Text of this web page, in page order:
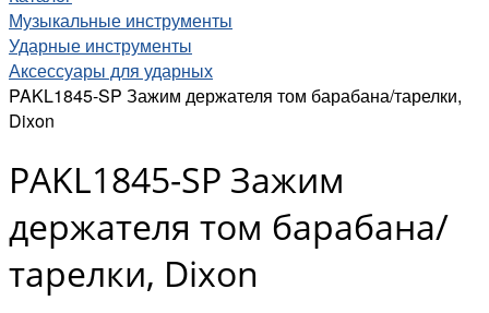
Музыкальные инструменты
Ударные инструменты
Аксессуары для ударных
PAKL1845-SP Зажим держателя том барабана/тарелки,
Dixon
PAKL1845-SP Зажим
держателя том барабана/
тарелки, Dixon